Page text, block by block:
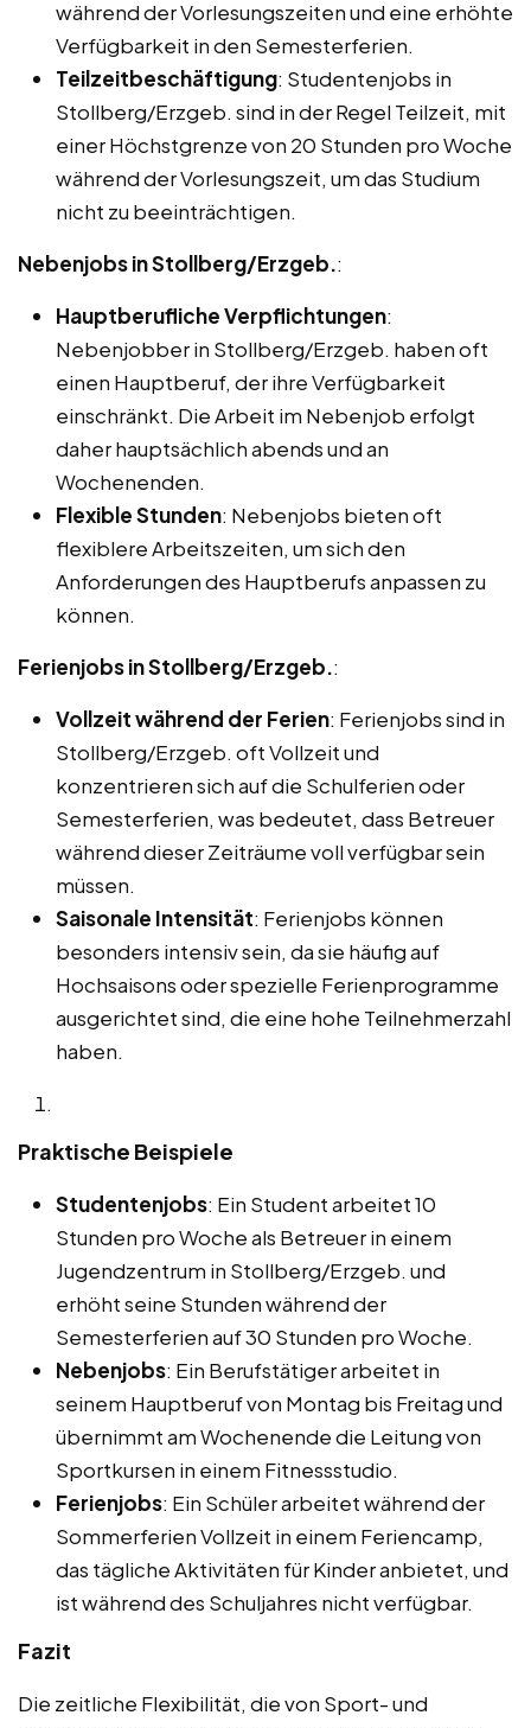
während der Vorlesungszeiten und eine erhöhte
Verfügbarkeit in den Semesterferien.
Teilzeitbeschäftigung: Studentenjobs in
Stollberg/Erzgeb. sind in der Regel Teilzeit, mit
einer Höchstgrenze von 20 Stunden pro Woche
während der Vorlesungszeit, um das Studium
nicht zu beeinträchtigen.
Nebenjobs in Stollberg/Erzgeb.:
Hauptberufliche Verpflichtungen:
Nebenjobber in Stollberg/Erzgeb. haben oft
einen Hauptberuf, der ihre Verfügbarkeit
einschränkt. Die Arbeit im Nebenjob erfolgt
daher hauptsächlich abends und an
Wochenenden.
Flexible Stunden: Nebenjobs bieten oft
flexiblere Arbeitszeiten, um sich den
Anforderungen des Hauptberufs anpassen zu
können.
Ferienjobs in Stollberg/Erzgeb.:
Vollzeit während der Ferien: Ferienjobs sind in
Stollberg/Erzgeb. oft Vollzeit und
konzentrieren sich auf die Schulferien oder
Semesterferien, was bedeutet, dass Betreuer
während dieser Zeiträume voll verfügbar sein
müssen.
Saisonale Intensität: Ferienjobs können
besonders intensiv sein, da sie häufig auf
Hochsaisons oder spezielle Ferienprogramme
ausgerichtet sind, die eine hohe Teilnehmerzahl
haben.
Praktische Beispiele
Studentenjobs: Ein Student arbeitet 10
Stunden pro Woche als Betreuer in einem
Jugendzentrum in Stollberg/Erzgeb. und
erhöht seine Stunden während der
Semesterferien auf 30 Stunden pro Woche.
Nebenjobs: Ein Berufstätiger arbeitet in
seinem Hauptberuf von Montag bis Freitag und
übernimmt am Wochenende die Leitung von
Sportkursen in einem Fitnessstudio.
Ferienjobs: Ein Schüler arbeitet während der
Sommerferien Vollzeit in einem Feriencamp,
das tägliche Aktivitäten für Kinder anbietet, und
ist während des Schuljahres nicht verfügbar.
Fazit
Die zeitliche Flexibilität, die von Sport- und